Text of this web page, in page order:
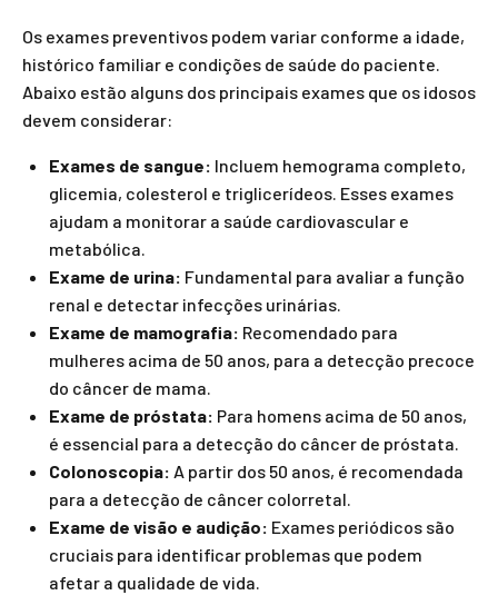
Os exames preventivos podem variar conforme a idade,
histórico familiar e condições de saúde do paciente.
Abaixo estão alguns dos principais exames que os idosos
devem considerar:
Exames de sangue: Incluem hemograma completo,
glicemia, colesterol e triglicerídeos. Esses exames
ajudam a monitorar a saúde cardiovascular e
metabólica.
Exame de urina: Fundamental para avaliar a função
renal e detectar infecções urinárias.
Exame de mamografia: Recomendado para
mulheres acima de 50 anos, para a detecção precoce
do câncer de mama.
Exame de próstata: Para homens acima de 50 anos,
é essencial para a detecção do câncer de próstata.
Colonoscopia: A partir dos 50 anos, é recomendada
para a detecção de câncer colorretal.
Exame de visão e audição: Exames periódicos são
cruciais para identificar problemas que podem
afetar a qualidade de vida.